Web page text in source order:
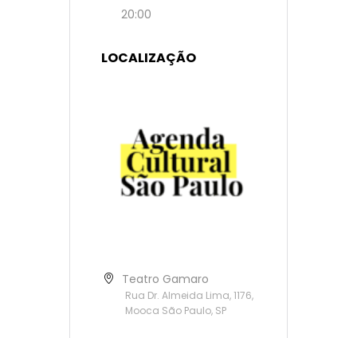
20:00
LOCALIZAÇÃO
Teatro Gamaro
Rua Dr. Almeida Lima, 1176,
Mooca São Paulo, SP